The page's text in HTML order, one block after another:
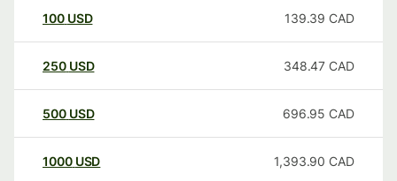
100 USD 139.39 CAD
250 USD 348.47 CAD
500 USD 696.95 CAD
1000 USD 1,393.90 CAD